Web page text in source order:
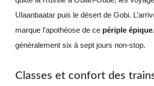
Ulaanbaatar puis le désert de Gobi.
marque l’apothéose de ce périple épique
généralement six à sept jours non-stop.
Classes et confort des